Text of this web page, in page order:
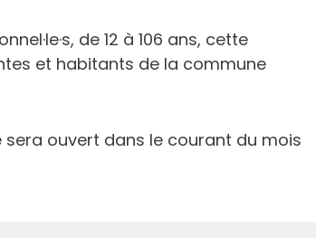
de 12 à 106 ans, cette
et habitants de la commune
sera ouvert dans le courant du mois